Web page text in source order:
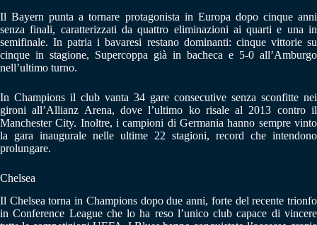
Il Bayern punta a tornare protagonista in Europa dopo cinque anni
senza finali, caratterizzati da quattro eliminazioni ai quarti e una in
semifinale. In patria i bavaresi restano dominanti: cinque vittorie su
cinque in stagione, Supercoppa già in bacheca e 5-0 all’Amburgo
nell’ultimo turno.
In Champions il club vanta 34 gare consecutive senza sconfitte nei
gironi all’Allianz Arena, dove l’ultimo ko risale al 2013 contro il
Manchester City. Inoltre, i campioni di Germania hanno sempre vinto
la gara inaugurale nelle ultime 22 stagioni, record che intendono
prolungare.
Chelsea
Il Chelsea torna in Champions dopo due anni, forte del recente trionfo
in Conference League che lo ha reso l’unico club capace di vincere